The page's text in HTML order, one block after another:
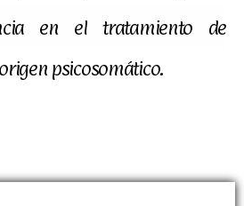
en el tratamiento de
psicosomático.